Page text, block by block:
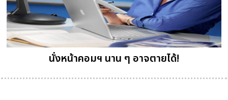
นั่งหน้าคอมฯ นาน ๆ อาจตายได้!